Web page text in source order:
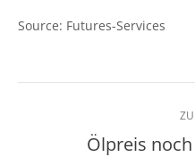
Source: Futures-Services
Ölpreis